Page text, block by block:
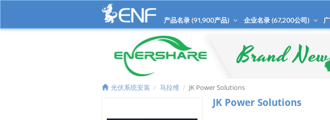
产品名录 (91,900产品) 企业名录 (67,200公司)
光伏系统安装 马拉维 JK Power Solutions
JK Power Solutions